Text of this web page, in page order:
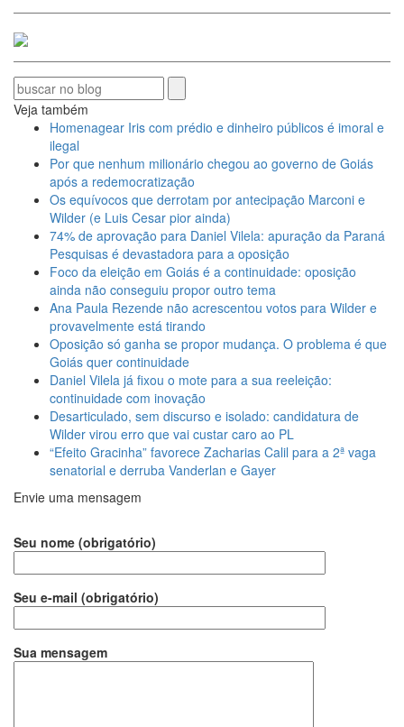
Veja também
Homenagear Iris com prédio e dinheiro públicos é imoral e
ilegal
Por que nenhum milionário chegou ao governo de Goiás
após a redemocratização
Os equívocos que derrotam por antecipação Marconi e
Wilder (e Luis Cesar pior ainda)
74% de aprovação para Daniel Vilela: apuração da Paraná
Pesquisas é devastadora para a oposição
Foco da eleição em Goiás é a continuidade: oposição
ainda não conseguiu propor outro tema
Ana Paula Rezende não acrescentou votos para Wilder e
provavelmente está tirando
Oposição só ganha se propor mudança. O problema é que
Goiás quer continuidade
Daniel Vilela já fixou o mote para a sua reeleição:
continuidade com inovação
Desarticulado, sem discurso e isolado: candidatura de
Wilder virou erro que vai custar caro ao PL
“Efeito Gracinha” favorece Zacharias Calil para a 2ª vaga
senatorial e derruba Vanderlan e Gayer
Envie uma mensagem
Seu nome (obrigatório)
Seu e-mail (obrigatório)
Sua mensagem